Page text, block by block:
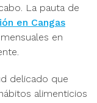
La pauta de
en Cangas
en
delicado que
alimenticios